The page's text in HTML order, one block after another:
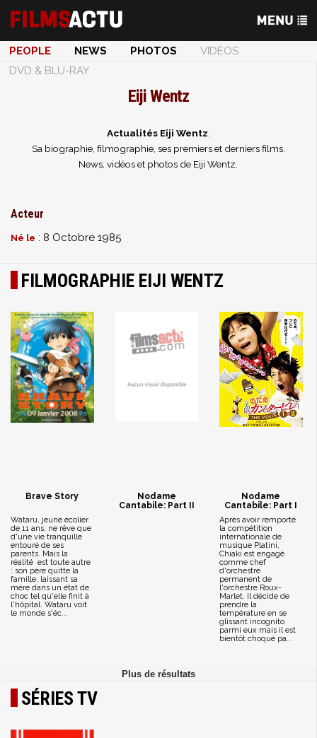
PEOPLE NEWS PHOTOS
VIDÉOS
DVD & BLU-RAY
Eiji Wentz
Actualités Eiji Wentz
Sa biographie, filmographie, ses premiers et derniers films.
News, vidéos et photos de Eiji Wentz.
Acteur
Né le : 8 Octobre 1985
FILMOGRAPHIE EIJI WENTZ
Brave Story
Wataru, jeune écolier
de 11 ans, ne rêve que
d'une vie tranquille
entouré de ses
parents. Mais la
réalité est toute autre
: son père quitte la
famille, laissant sa
mère dans un état de
choc tel qu'elle finit à
l'hôpital. Wataru voit
le monde s'éc...
Nodame
Cantabile: Part II
Nodame
Cantabile: Part I
Après avoir remporté
la compétition
internationale de
musique Platini,
Chiaki est engagé
comme chef
d'orchestre
permanent de
l'orchestre Roux-
Marlet. Il décide de
prendre la
température en se
glissant incognito
parmi eux mais il est
bientôt choqué pa...
SÉRIES TV